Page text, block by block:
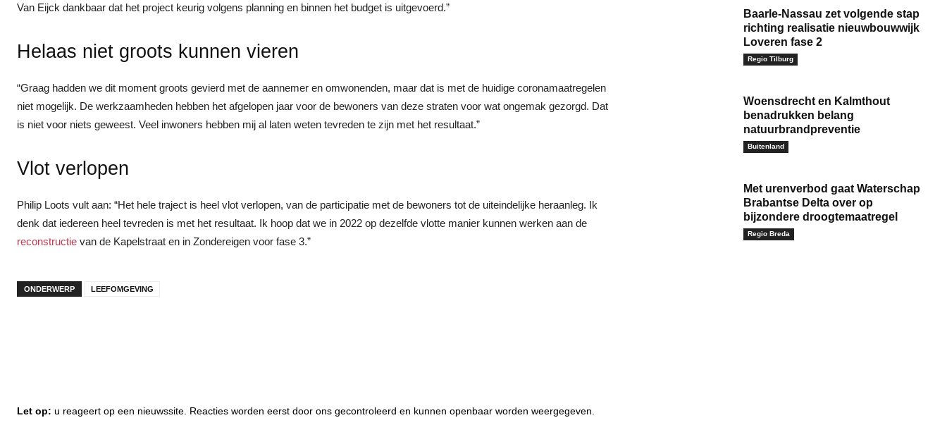
Van Eijck dankbaar dat het project keurig volgens planning en binnen het budget is uitgevoerd.”
Helaas niet groots kunnen vieren
“Graag hadden we dit moment groots gevierd met de aannemer en omwonenden, maar dat is met de huidige coronamaatregelen
niet mogelijk. De werkzaamheden hebben het afgelopen jaar voor de bewoners van deze straten voor wat ongemak gezorgd. Dat
is niet voor niets geweest. Veel inwoners hebben mij al laten weten tevreden te zijn met het resultaat.”
Vlot verlopen
Philip Loots vult aan: “Het hele traject is heel vlot verlopen, van de participatie met de bewoners tot de uiteindelijke heraanleg. Ik
denk dat iedereen heel tevreden is met het resultaat. Ik hoop dat we in 2022 op dezelfde vlotte manier kunnen werken aan de
reconstructie van de Kapelstraat en in Zondereigen voor fase 3.”
ONDERWERP LEEFOMGEVING
Let op: u reageert op een nieuwssite. Reacties worden eerst door ons gecontroleerd en kunnen openbaar worden weergegeven.
Baarle‑Nassau zet volgende stap
richting realisatie nieuwbouwwijk
Loveren fase 2
Regio Tilburg
Woensdrecht en Kalmthout
benadrukken belang
natuurbrandpreventie
Buitenland
Met urenverbod gaat Waterschap
Brabantse Delta over op
bijzondere droogtemaatregel
Regio Breda